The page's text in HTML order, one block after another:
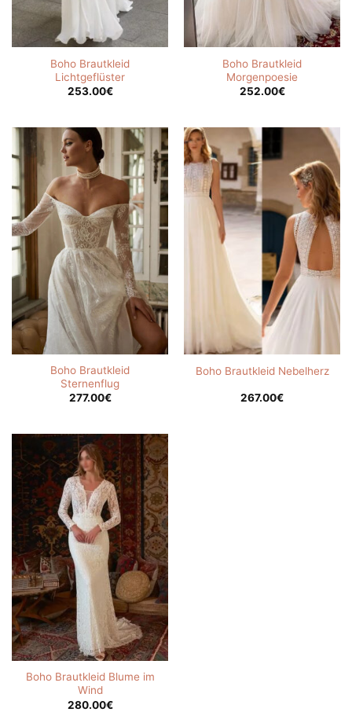
Boho Brautkleid
Lichtgeflüster
253.00€
Boho Brautkleid
Morgenpoesie
252.00€
Boho Brautkleid
Sternenflug
277.00€
Boho Brautkleid Nebelherz
267.00€
Boho Brautkleid Blume im
Wind
280.00€